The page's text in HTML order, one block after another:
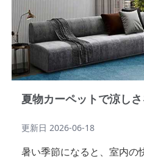
夏物カーペットで涼し
更新日 2026-06-18
暑い季節になると、室内の